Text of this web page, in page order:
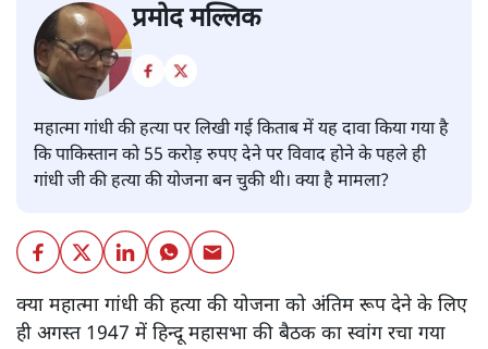
प्रमोद मल्लिक
महात्मा गांधी की हत्या पर लिखी गई किताब में यह दावा किया गया है
कि पाकिस्तान को 55 करोड़ रुपए देने पर विवाद होने के पहले ही
गांधी जी की हत्या की योजना बन चुकी थी। क्या है मामला?
क्या महात्मा गांधी की हत्या की योजना को अंतिम रूप देने के लिए
ही अगस्त 1947 में हिन्दू महासभा की बैठक का स्वांग रचा गया